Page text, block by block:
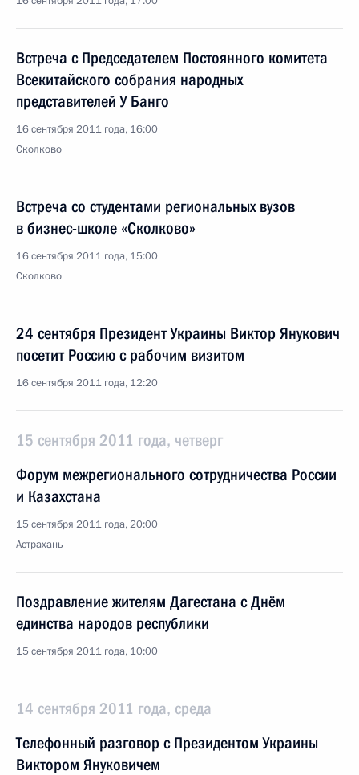
Встреча с Председателем Постоянного комитета
Всекитайского собрания народных
представителей У Банго
16 сентября 2011 года, 16:00
Сколково
Встреча со студентами региональных вузов
в бизнес-школе «Сколково»
16 сентября 2011 года, 15:00
Сколково
24 сентября Президент Украины Виктор Янукович
посетит Россию с рабочим визитом
16 сентября 2011 года, 12:20
15 сентября 2011 года, четверг
Форум межрегионального сотрудничества России
и Казахстана
15 сентября 2011 года, 20:00
Астрахань
Поздравление жителям Дагестана с Днём
единства народов республики
15 сентября 2011 года, 10:00
14 сентября 2011 года, среда
Телефонный разговор с Президентом Украины
Виктором Януковичем